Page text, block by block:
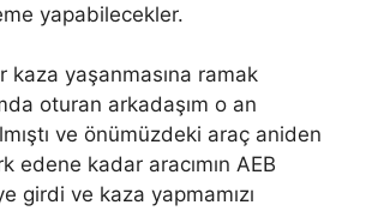
yapabilecekler.
kaza yaşanmasına ramak
oturan arkadaşım o an
ve önümüzdeki araç aniden
edene kadar aracımın AEB
girdi ve kaza yapmamızı